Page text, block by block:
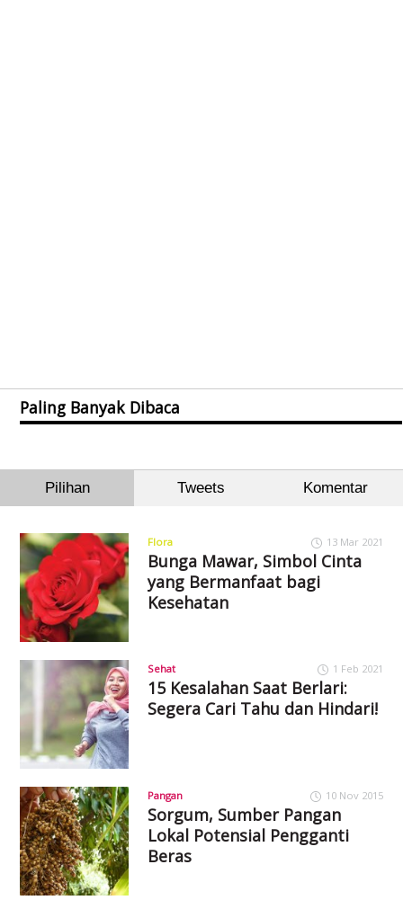
Paling Banyak Dibaca
Pilihan Tweets Komentar
Flora 13 Mar 2021
Bunga Mawar, Simbol Cinta
yang Bermanfaat bagi
Kesehatan
Sehat 1 Feb 2021
15 Kesalahan Saat Berlari:
Segera Cari Tahu dan Hindari!
Pangan 10 Nov 2015
Sorgum, Sumber Pangan
Lokal Potensial Pengganti
Beras